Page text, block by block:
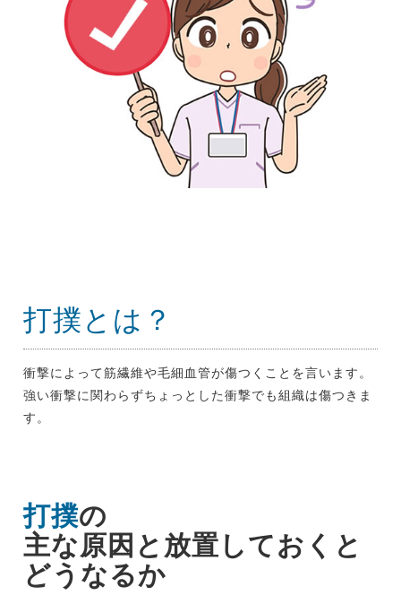
打撲とは？
衝撃によって筋繊維や毛細血管が傷つくことを言います。
強い衝撃に関わらずちょっとした衝撃でも組織は傷つきま
す。
打撲の
主な原因と放置しておくと
どうなるか